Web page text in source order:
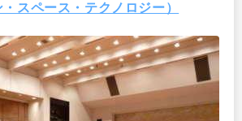
スペース・テクノロジー）